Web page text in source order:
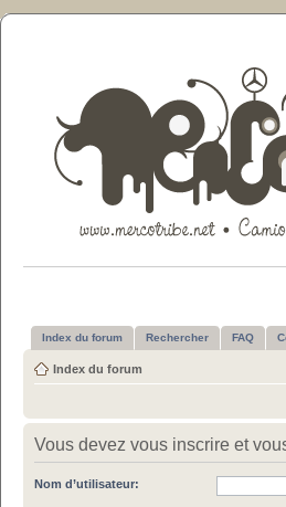
Index du forum Rechercher FAQ
Index du forum
Vous devez vous inscrire et
Nom d’utilisateur: